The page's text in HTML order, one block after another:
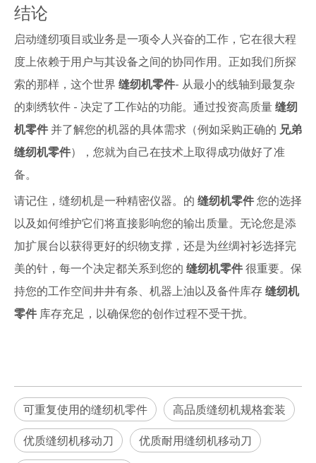
结论
启动缝纫项目或业务是一项令人兴奋的工作，它在很大程
度上依赖于用户与其设备之间的协同作用。正如我们所探
索的那样，这个世界 缝纫机零件- 从最小的线轴到最复杂
的刺绣软件 - 决定了工作站的功能。通过投资高质量缝纫
机零件 并了解您的机器的具体需求（例如采购正确的 兄弟
缝纫机零件），您就为自己在技术上取得成功做好了准
备。
请记住，缝纫机是一种精密仪器。的 缝纫机零件您的选择
以及如何维护它们将直接影响您的输出质量。无论您是添
加扩展台以获得更好的织物支撑，还是为丝绸衬衫选择完
美的针，每一个决定都关系到您的 缝纫机零件很重要。保
持您的工作空间井井有条、机器上油以及备件库存缝纫机
零件 库存充足，以确保您的创作过程不受干扰。
可重复使用的缝纫机零件
高品质缝纫机规格套装
优质缝纫机移动刀
优质耐用缝纫机移动刀